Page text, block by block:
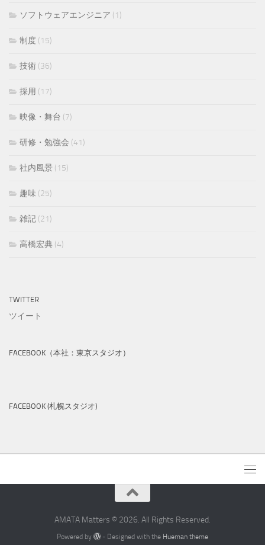
ソフトウェアエンジニア (1)
制度 (15)
技術 (36)
採用 (17)
映像・舞台 (7)
研修・勉強会 (41)
社内風景 (15)
趣味 (25)
雑記 (21)
高橋宏典 (4)
TWITTER
ツイート
FACEBOOK（本社：東京スタジオ）
FACEBOOK (札幌スタジオ)
AMATA Matters © 2026. All Rights Reserved.
Powered by - Designed with the Hueman theme